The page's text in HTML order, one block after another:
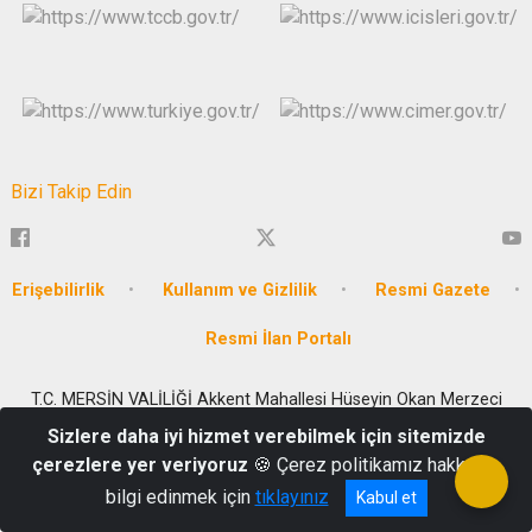
Bizi Takip Edin
Erişebilirlik Kullanım ve Gizlilik Resmi Gazete
Resmi İlan Portalı
T.C. MERSİN VALİLİĞİ Akkent Mahallesi Hüseyin Okan Merzeci
Bulvarı No:662 P.K. : 33160 Yenişehir / MERSİN
0324 341 1023
Sizlere daha iyi hizmet verebilmek için sitemizde
çerezlere yer veriyoruz 🍪 Çerez politikamız hakkında
bilgi edinmek için tıklayınız Kabul et